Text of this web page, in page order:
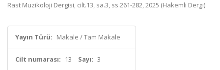
Rast Muzikoloji Dergisi, cilt.13, sa.3, ss.261-282, 2025 (Hakemli Dergi)
Yayın Türü: Makale / Tam Makale
Cilt numarası: 13 Sayı: 3